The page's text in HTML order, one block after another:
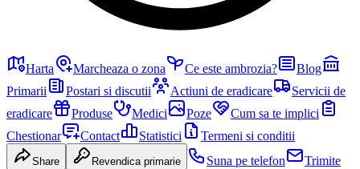
Harta Marcheaza o zona Ce este ambrozia?
Blog
Primarii
Postari si discutii Actiuni de eradicare
Servicii de
eradicare
Produse Medici Poze
Cum sa te implici
Chestionar
Contact Statistici Termeni si conditii
Share Revendica primarie Suna pe telefon
Trimite